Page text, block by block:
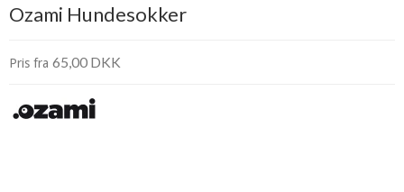
Ozami Hundesokker
Pris fra 65,00 DKK